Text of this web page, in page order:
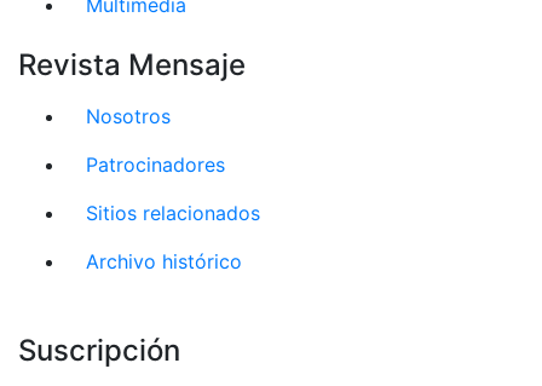
Revista Mensaje
Nosotros
Patrocinadores
Sitios relacionados
Archivo histórico
Suscripción